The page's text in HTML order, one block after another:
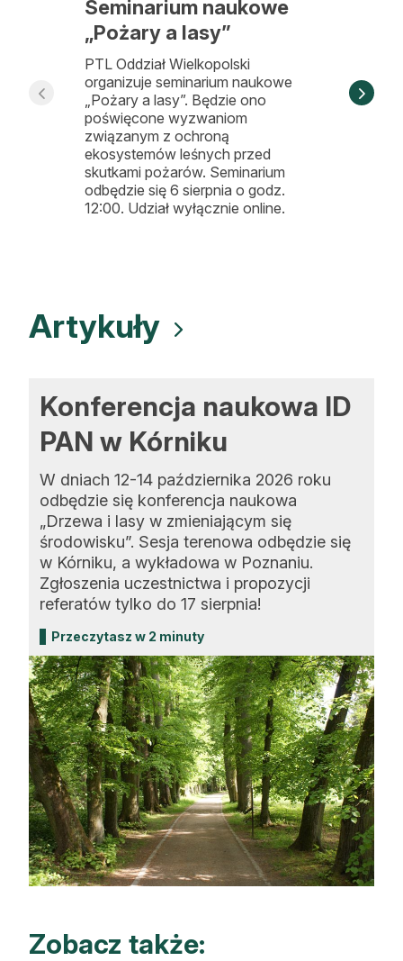
Seminarium naukowe
„Pożary a lasy”
PTL Oddział Wielkopolski
organizuje seminarium naukowe
„Pożary a lasy”. Będzie ono
poświęcone wyzwaniom
związanym z ochroną
ekosystemów leśnych przed
skutkami pożarów. Seminarium
odbędzie się 6 sierpnia o godz.
12:00. Udział wyłącznie online.
Artykuły
Konferencja naukowa ID
PAN w Kórniku
W dniach 12-14 października 2026 roku
odbędzie się konferencja naukowa
„Drzewa i lasy w zmieniającym się
środowisku”. Sesja terenowa odbędzie się
w Kórniku, a wykładowa w Poznaniu.
Zgłoszenia uczestnictwa i propozycji
referatów tylko do 17 sierpnia!
Przeczytasz w 2 minuty
Zobacz także: